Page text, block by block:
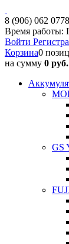
8 (906) 062 0778
Время
Войти
Корзина0
на сумму 0 руб.
GS